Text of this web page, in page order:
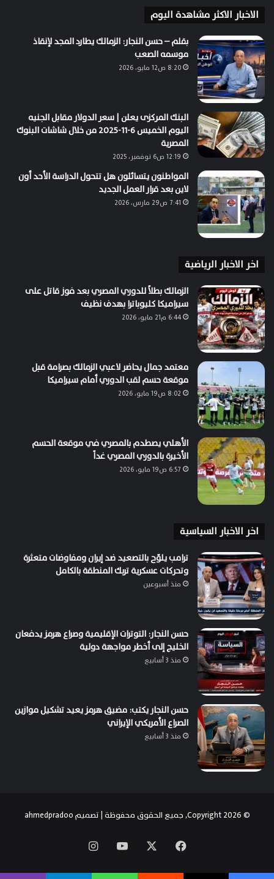
الاخبار الاكثر مشاهدة اليوم
بقلم – حسن النجار: الزمالك يطارد المجد لإنقاذ
موسمه الصعب
8:20 ص12 مايو، 2026
البنك المركزى يعلن | سعر الدولار مقابل الجنيه
اليوم الخميس 6-11-2025 من خلال شاشات البنوك
المصرية
12:19 ص6 نوفمبر، 2025
المواطنون يتسائلون هل تتحول الدراسة الأحد أون
لاين بعد قرار العمل الجديد
7:41 ص29 مارس، 2026
اخر الاخبار الرياضية
الزمالك بطلاً للدوري المصري بعد فوز قاتل على
سيراميكا كليوباترا بهدف نظيف
6:44 م21 مايو، 2026
معتمد جمال يحاضر لاعبي الزمالك بصرامة قبل
موقعة حسم لقب الدوري أمام سيراميكا
8:02 ص19 مايو، 2026
الأهلي يصطدم بالمصري في موقعة الحسم
الأخيرة بالدوري المصري غداً
6:57 ص19 مايو، 2026
اخر الاخبار السياسية
ترامب يلوّح بالتصعيد ضد إيران ومفاوضات متعثرة
وتحركات عسكرية تربك المنطقة بالكامل
منذ أسبوعين
حسن النجار: التوترات الإقليمية وصراع هرمز يدفعان
الخليج إلى أخطر مواجهة دولية
منذ 3 أسابيع
حسن النجار يكتب: مضيق هرمز يعيد تشكيل موازين
الصراع الأمريكي الإيراني
منذ 3 أسابيع
© Copyright 2026, جميع الحقوق محفوظة | تصميم ahmedpradoo
فيسبوك ‫YouTube